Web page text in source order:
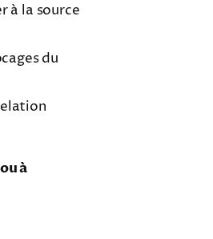
à la source
du
à